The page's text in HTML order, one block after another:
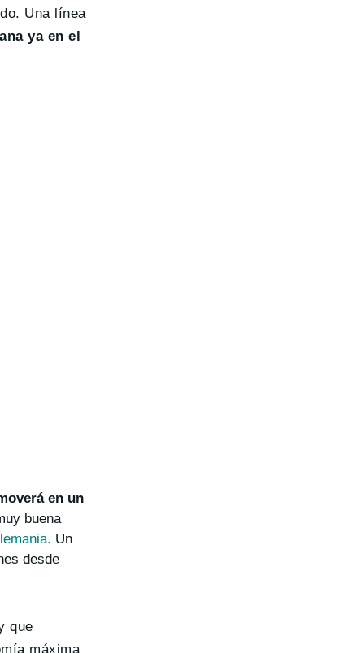
Una línea
ya en el
en un
buena
Un
desde
que
máxima